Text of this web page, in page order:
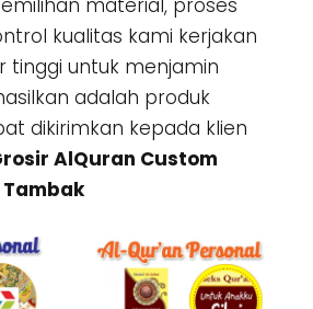
material, proses
kualitas kami kerjakan
tinggi untuk menjamin
adalah produk
dikirimkan kepada klien
AlQuran Custom